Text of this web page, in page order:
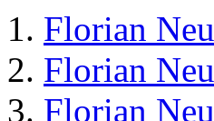
Florian
Florian
Florian